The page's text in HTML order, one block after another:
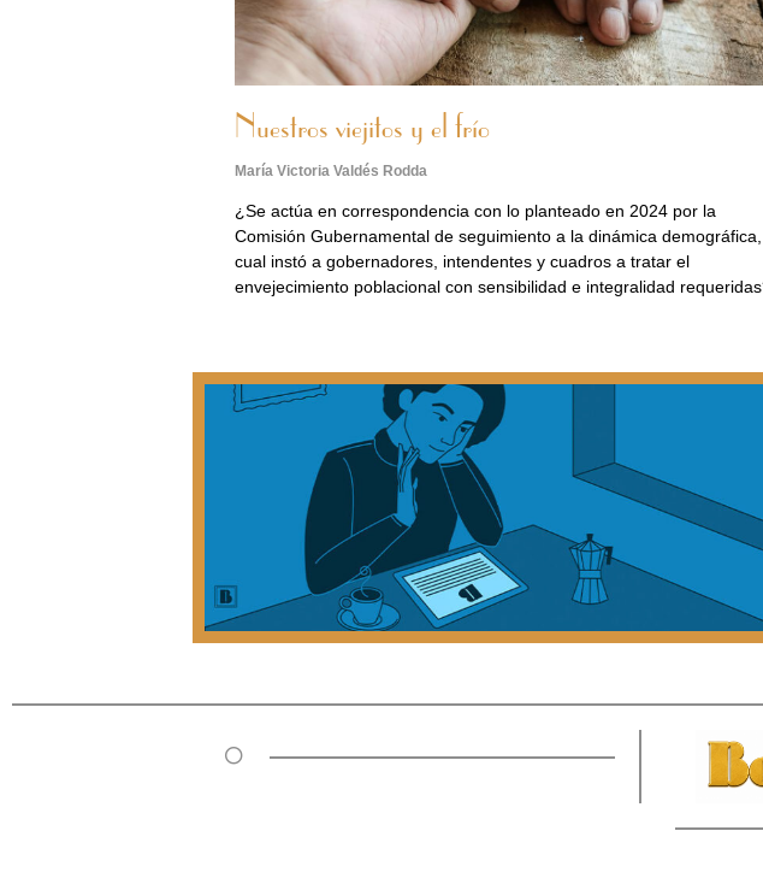
Nuestros viejitos y el frío
María Victoria Valdés Rodda
¿Se actúa en correspondencia con lo planteado en 2024 por la
Comisión Gubernamental de seguimiento a la dinámica
cual instó a gobernadores, intendentes y cuadros a tratar el
envejecimiento poblacional con sensibilidad e integralidad